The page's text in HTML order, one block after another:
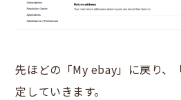
先ほどの「My ebay」に戻り、
定していきます。